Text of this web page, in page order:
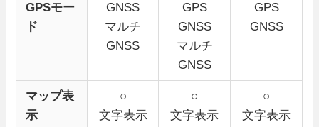
GPSモー
ド
GNSS
マルチ
GNSS
GPS
GNSS
マルチ
GNSS
GPS
GNSS
マップ表
示
○
文字表示
○
文字表示
○
文字表示